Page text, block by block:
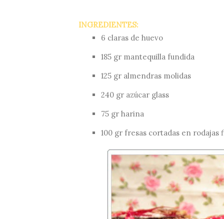
INGREDIENTES:
6 claras de huevo
185 gr mantequilla fundida
125 gr almendras molidas
240 gr azúcar glass
75 gr harina
100 gr fresas cortadas en rodajas